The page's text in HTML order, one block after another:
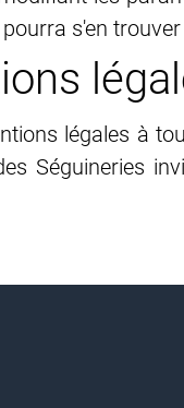
s'en
légales à
Séguineries